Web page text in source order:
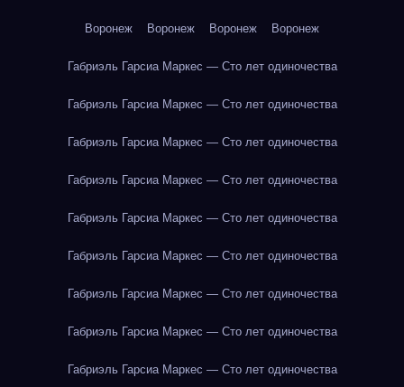
Воронеж Воронеж Воронеж Воронеж
Габриэль Гарсиа Маркес — Сто лет одиночества
Габриэль Гарсиа Маркес — Сто лет одиночества
Габриэль Гарсиа Маркес — Сто лет одиночества
Габриэль Гарсиа Маркес — Сто лет одиночества
Габриэль Гарсиа Маркес — Сто лет одиночества
Габриэль Гарсиа Маркес — Сто лет одиночества
Габриэль Гарсиа Маркес — Сто лет одиночества
Габриэль Гарсиа Маркес — Сто лет одиночества
Габриэль Гарсиа Маркес — Сто лет одиночества